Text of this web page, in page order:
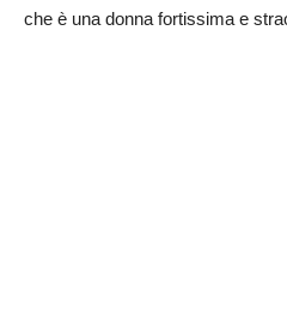
che è una donna fortissima e